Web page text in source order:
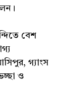
বেশ
গ্যাংস
ও